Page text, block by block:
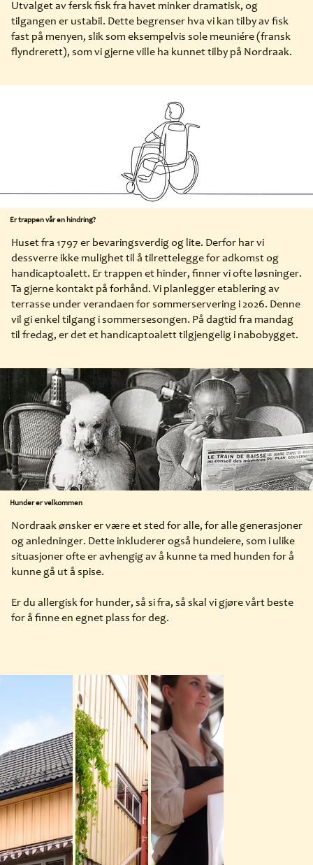
Utvalget av fersk fisk fra havet minker dramatisk, og
tilgangen er ustabil. Dette begrenser hva vi kan tilby av fisk
fast på menyen, slik som eksempelvis sole meuniére (fransk
flyndrerett), som vi gjerne ville ha kunnet tilby på Nordraak.
Er trappen vår en hindring?
Huset fra 1797 er bevaringsverdig og lite. Derfor har vi
dessverre ikke mulighet til å tilrettelegge for adkomst og
handicaptoalett. Er trappen et hinder, finner vi ofte løsninger.
Ta gjerne kontakt på forhånd. Vi planlegger etablering av
terrasse under verandaen for sommerservering i 2026. Denne
vil gi enkel tilgang i sommersesongen. På dagtid fra mandag
til fredag, er det et handicaptoalett tilgjengelig i nabobygget.
Hunder er velkommen
Nordraak ønsker er være et sted for alle, for alle generasjoner
og anledninger. Dette inkluderer også hundeiere, som i ulike
situasjoner ofte er avhengig av å kunne ta med hunden for å
kunne gå ut å spise.
Er du allergisk for hunder, så si fra, så skal vi gjøre vårt beste
for å finne en egnet plass for deg.